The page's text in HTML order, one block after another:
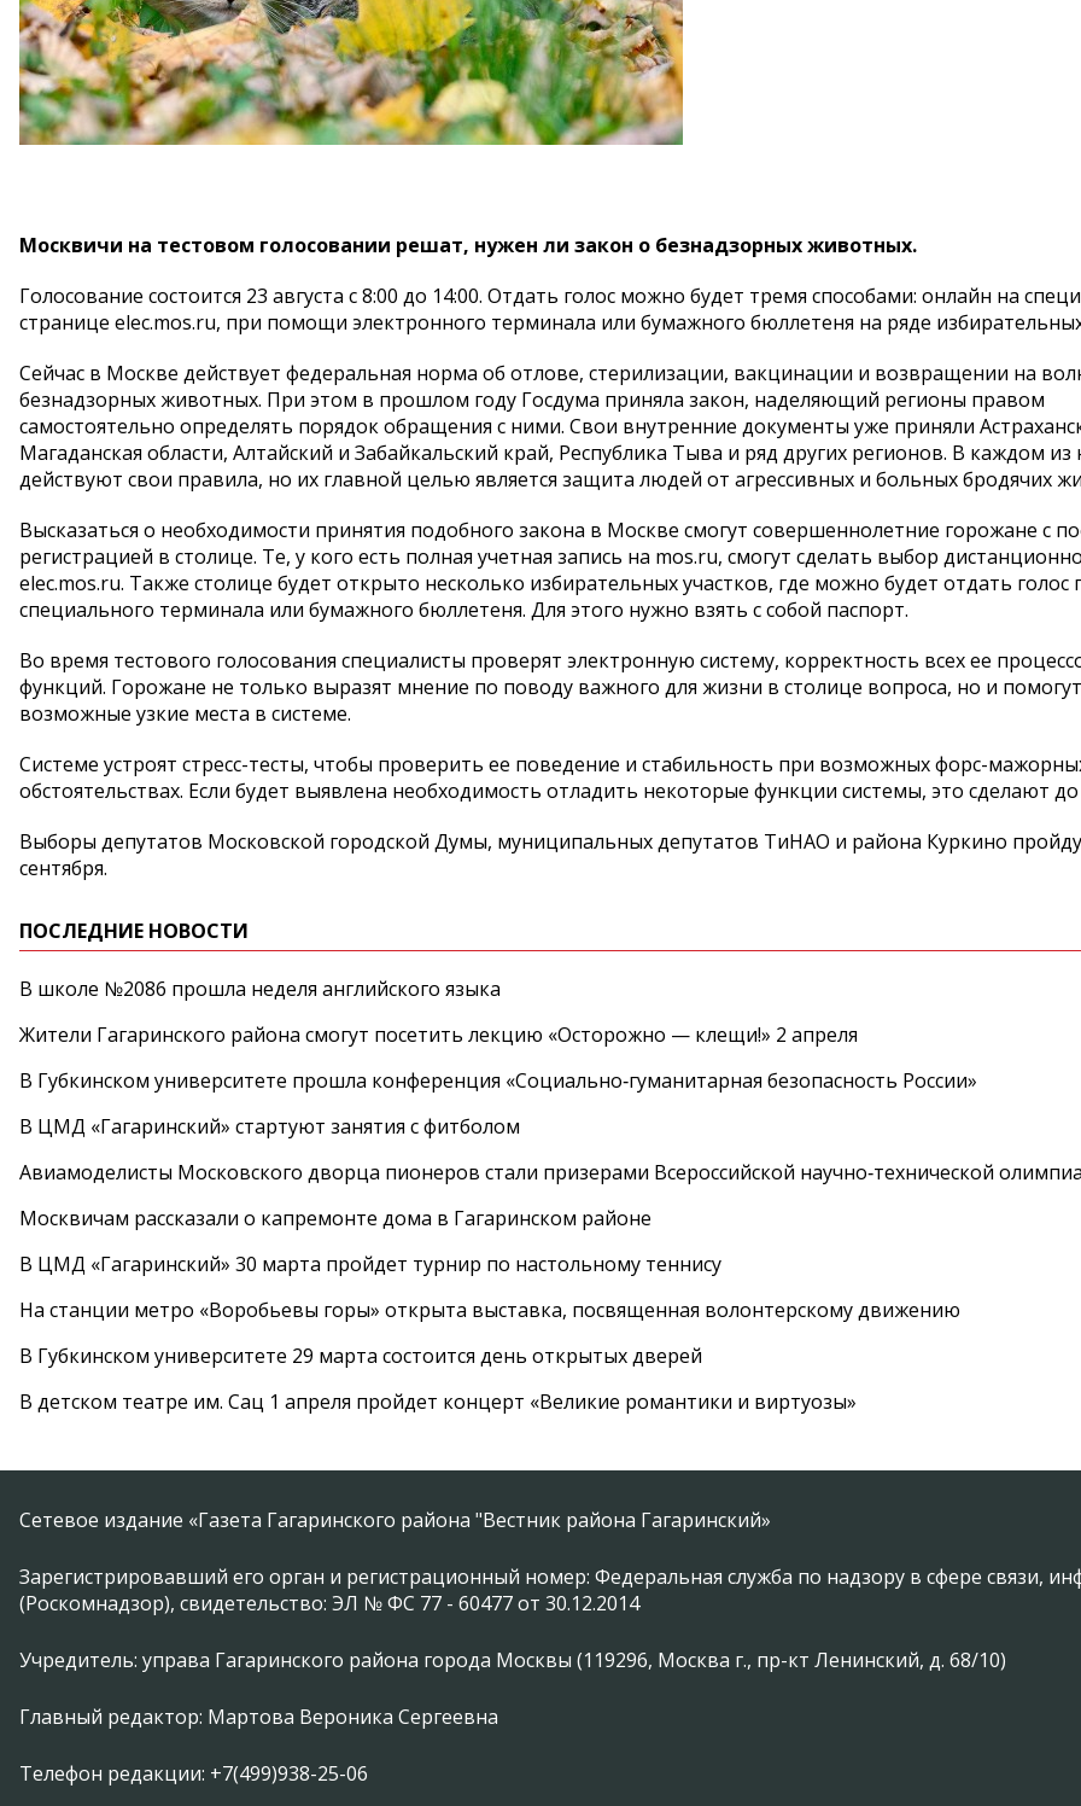
Москвичи на тестовом голосовании решат, нужен ли закон о безнадзорных животных.
Голосование состоится 23 августа с 8:00 до 14:00. Отдать голос можно будет тремя способами: онлайн на
странице elec.mos.ru, при помощи электронного терминала или бумажного бюллетеня на ряде
Сейчас в Москве действует федеральная норма об отлове, стерилизации, вакцинации и возвращении на
безнадзорных животных. При этом в прошлом году Госдума приняла закон, наделяющий регионы правом
самостоятельно определять порядок обращения с ними. Свои внутренние документы уже приняли
Магаданская области, Алтайский и Забайкальский край, Республика Тыва и ряд других регионов. В каждом из
действуют свои правила, но их главной целью является защита людей от агрессивных и больных бродячих
Высказаться о необходимости принятия подобного закона в Москве смогут совершеннолетние горожане с
регистрацией в столице. Те, у кого есть полная учетная запись на mos.ru, смогут сделать выбор
elec.mos.ru. Также столице будет открыто несколько избирательных участков, где можно будет отдать
специального терминала или бумажного бюллетеня. Для этого нужно взять с собой паспорт.
Во время тестового голосования специалисты проверят электронную систему, корректность всех ее
функций. Горожане не только выразят мнение по поводу важного для жизни в столице вопроса, но и
возможные узкие места в системе.
Системе устроят стресс-тесты, чтобы проверить ее поведение и стабильность при возможных форс-
обстоятельствах. Если будет выявлена необходимость отладить некоторые функции системы, это сделают до
Выборы депутатов Московской городской Думы, муниципальных депутатов ТиНАО и района Куркино
сентября.
ПОСЛЕДНИЕ НОВОСТИ
В школе №2086 прошла неделя английского языка
Жители Гагаринского района смогут посетить лекцию «Осторожно — клещи!» 2 апреля
В Губкинском университете прошла конференция «Социально‑гуманитарная безопасность России»
В ЦМД «Гагаринский» стартуют занятия с фитболом
Авиамоделисты Московского дворца пионеров стали призерами Всероссийской научно‑технической
Москвичам рассказали о капремонте дома в Гагаринском районе
В ЦМД «Гагаринский» 30 марта пройдет турнир по настольному теннису
На станции метро «Воробьевы горы» открыта выставка, посвященная волонтерскому движению
В Губкинском университете 29 марта состоится день открытых дверей
В детском театре им. Сац 1 апреля пройдет концерт «Великие романтики и виртуозы»
Сетевое издание «Газета Гагаринского района "Вестник района Гагаринский»
Зарегистрировавший его орган и регистрационный номер: Федеральная служба по надзору в сфере связи,
(Роскомнадзор), свидетельство: ЭЛ № ФС 77 - 60477 от 30.12.2014
Учредитель: управа Гагаринского района города Москвы (119296, Москва г., пр-кт Ленинский, д. 68/10)
Главный редактор: Мартова Вероника Сергеевна
Телефон редакции: +7(499)938-25-06